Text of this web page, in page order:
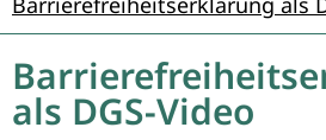
als DGS-Video